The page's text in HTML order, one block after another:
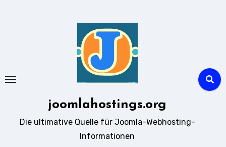
joomlahostings.org
Die ultimative Quelle für Joomla-Webhosting-
Informationen